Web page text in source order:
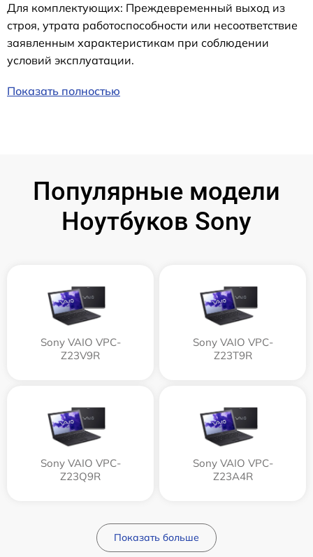
Для комплектующих: Преждевременный выход из
строя, утрата работоспособности или несоответствие
заявленным характеристикам при соблюдении
условий эксплуатации.
Показать полностью
Популярные модели
Ноутбуков Sony
Sony VAIO VPC-
Z23V9R
Sony VAIO VPC-
Z23T9R
Sony VAIO VPC-
Z23Q9R
Sony VAIO VPC-
Z23A4R
Показать больше